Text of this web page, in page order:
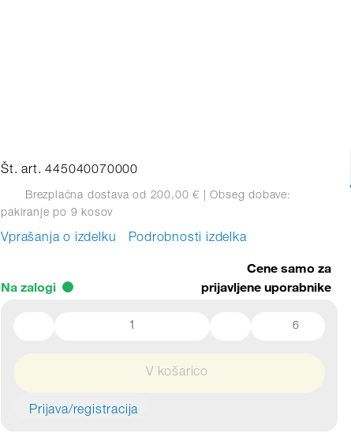
Št. art. 445040070000
Brezplačna dostava od 200,00 € | Obseg dobave:
pakiranje po 9 kosov
Vprašanja o izdelku Podrobnosti izdelka
Na zalogi
Cene samo za
prijavljene uporabnike
6
V košarico
Prijava/registracija